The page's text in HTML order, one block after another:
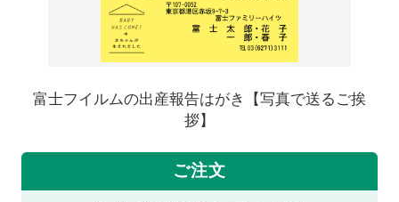
富士フイルムの出産報告はがき【写真で送るご挨
拶】
ご注文